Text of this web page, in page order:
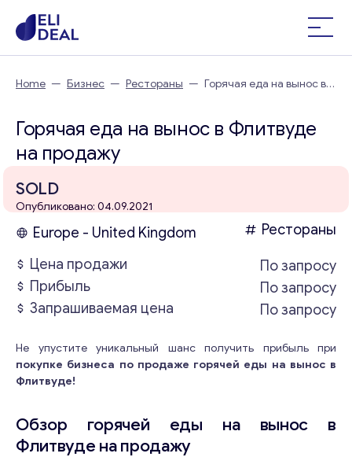
Home — Бизнес — Рестораны — Горячая еда на вынос в
Горячая еда на вынос в Флитвуде
на продажу
SOLD
Опубликовано: 04.09.2021
Europe - United Kingdom
Рестораны
Цена продажи
По запросу
Прибыль
По запросу
Запрашиваемая цена
По запросу
Не упустите уникальный шанс получить прибыль при
покупке бизнеса по продаже горячей еды на вынос в
Флитвуде!
Обзор горячей еды на вынос в
Флитвуде на продажу